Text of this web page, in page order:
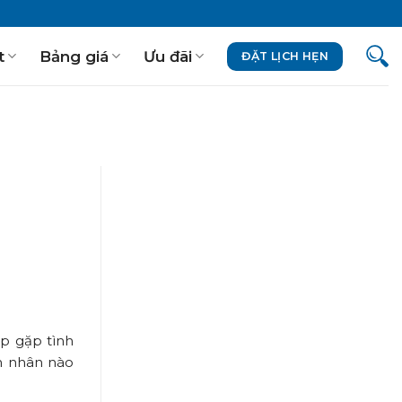
Bảng giá Ưu đãi ĐẶT LỊCH HẸN
gặp tình
nhân nào